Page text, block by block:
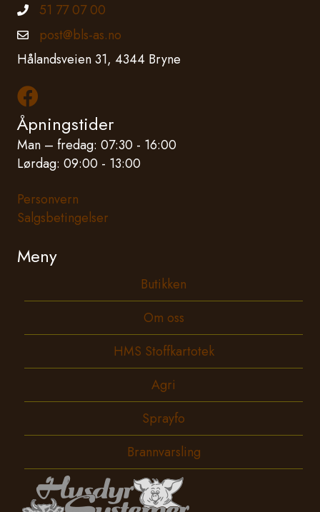
Telefonnummer
51 77 07 00
Epostadresse
post@bls-as.no
Hålandsveien 31, 4344 Bryne
Les mer om oss på Facebook
Åpningstider
Man – fredag: 07:30 - 16:00
Lørdag: 09:00 - 13:00
Personvern
Salgsbetingelser
Meny
Butikken
Om oss
HMS Stoffkartotek
Agri
Sprayfo
Brannvarsling